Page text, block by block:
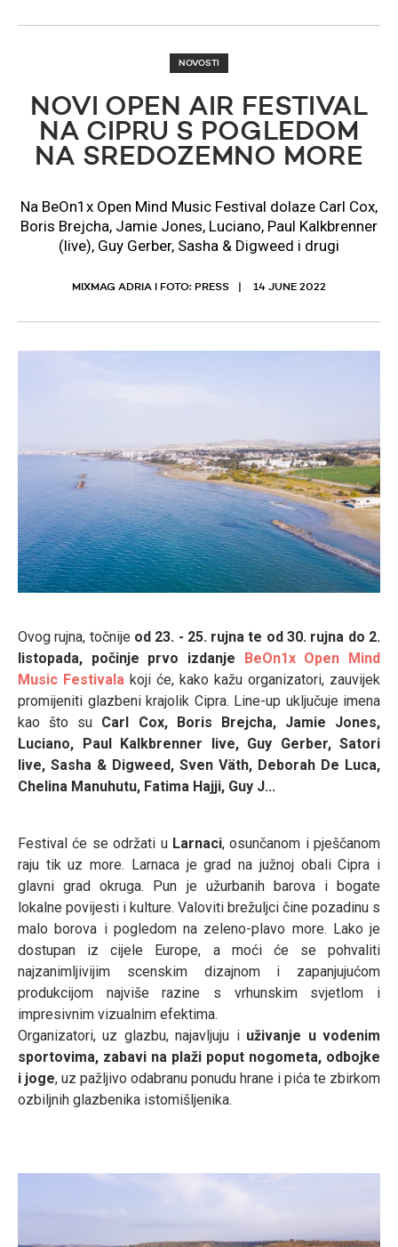
NOVOSTI
NOVI OPEN AIR FESTIVAL
NA CIPRU S POGLEDOM
NA SREDOZEMNO MORE
Na BeOn1x Open Mind Music Festival dolaze Carl Cox,
Boris Brejcha, Jamie Jones, Luciano, Paul Kalkbrenner
(live), Guy Gerber, Sasha & Digweed i drugi
MIXMAG ADRIA I FOTO: PRESS 14 JUNE 2022
Ovog rujna, točnije od 23. - 25. rujna te od 30. rujna do 2.
listopada, počinje prvo izdanje
BeOn1x Open Mind
Music Festivala koji će, kako kažu organizatori, zauvijek
promijeniti glazbeni krajolik Cipra. Line-up uključuje imena
kao što su Carl Cox, Boris Brejcha, Jamie Jones,
Luciano, Paul Kalkbrenner live, Guy Gerber, Satori
live, Sasha & Digweed, Sven Väth, Deborah De Luca,
Chelina Manuhutu, Fatima Hajji, Guy J...
Festival će se održati u Larnaci, osunčanom i pješčanom
raju tik uz more. Larnaca je grad na južnoj obali Cipra i
glavni grad okruga. Pun je užurbanih barova i bogate
lokalne povijesti i kulture. Valoviti brežuljci čine pozadinu s
malo borova i pogledom na zeleno-plavo more. Lako je
dostupan iz cijele Europe, a moći će se pohvaliti
najzanimljivijim scenskim dizajnom i zapanjujućom
produkcijom najviše razine s vrhunskim svjetlom i
impresivnim vizualnim efektima.
Organizatori, uz glazbu, najavljuju i uživanje u vodenim
sportovima, zabavi na plaži poput nogometa, odbojke
i joge, uz pažljivo odabranu ponudu hrane i pića te zbirkom
ozbiljnih glazbenika istomišljenika.